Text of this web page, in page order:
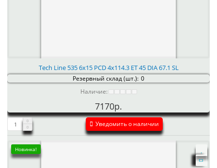
Tech Line 535 6x15 PCD 4x114.3 ET 45 DIA 67.1 SL
Резервный склад (шт.): 0
Наличие:
7170р.
Уведомить о наличии
Новинка!